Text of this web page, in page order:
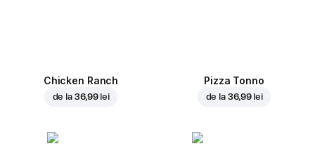
Chicken Ranch
de la 36,99 lei
Pizza Tonno
de la 36,99 lei